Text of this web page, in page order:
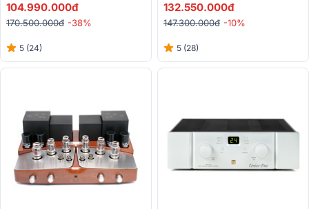
104.990.000đ
170.500.000đ -38%
5 (24)
132.550.000đ
147.300.000đ -10%
5 (28)